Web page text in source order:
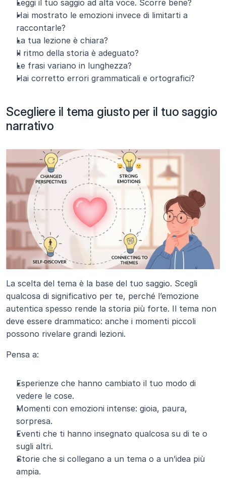
Leggi il tuo saggio ad alta voce. Scorre bene?
Hai mostrato le emozioni invece di limitarti a
raccontarle?
La tua lezione è chiara?
Il ritmo della storia è adeguato?
Le frasi variano in lunghezza?
Hai corretto errori grammaticali e ortografici?
Scegliere il tema giusto per il tuo saggio
narrativo
La scelta del tema è la base del tuo saggio. Scegli
qualcosa di significativo per te, perché l’emozione
autentica spesso rende la storia più forte. Il tema non
deve essere drammatico: anche i momenti piccoli
possono rivelare grandi lezioni.
Pensa a:
Esperienze che hanno cambiato il tuo modo di
vedere le cose.
Momenti con emozioni intense: gioia, paura,
sorpresa.
Eventi che ti hanno insegnato qualcosa su di te o
sugli altri.
Storie che si collegano a un tema o a un’idea più
ampia.